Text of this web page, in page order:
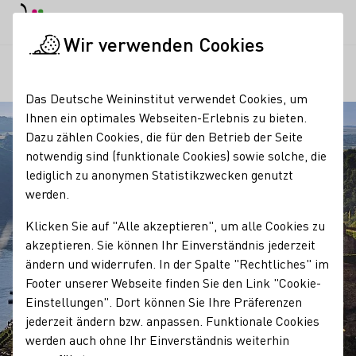
Wir verwenden Cookies
Das Deutsche Weininstitut verwendet Cookies, um
Ihnen ein optimales Webseiten-Erlebnis zu bieten.
Dazu zählen Cookies, die für den Betrieb der Seite
notwendig sind (funktionale Cookies) sowie solche, die
lediglich zu anonymen Statistikzwecken genutzt
werden.
Klicken Sie auf "Alle akzeptieren", um alle Cookies zu
akzeptieren. Sie können Ihr Einverständnis jederzeit
ändern und widerrufen. In der Spalte "Rechtliches" im
Footer unserer Webseite finden Sie den Link "Cookie-
Einstellungen". Dort können Sie Ihre Präferenzen
jederzeit ändern bzw. anpassen. Funktionale Cookies
werden auch ohne Ihr Einverständnis weiterhin